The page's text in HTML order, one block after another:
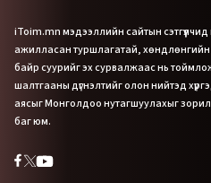
iToim.mn мэдээллийн сайтын сэтгүүлчид
ажилласан туршлагатай,
байр суурийг эх сурвалжаас нь
шалтгааны дүгнэлтийг олон нийтэд
аясыг Монголдоо нутагшуулахыг
баг юм.